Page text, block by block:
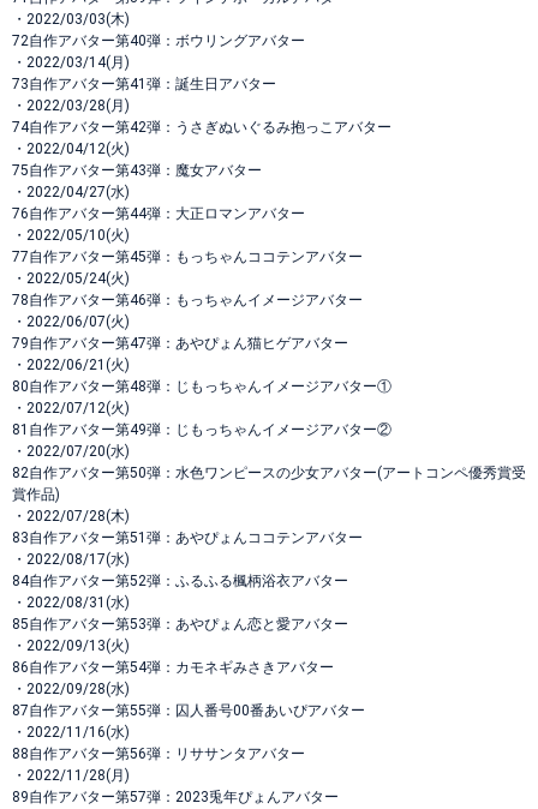
・2022/03/03(木)
72自作アバター第40弾：ボウリングアバター
・2022/03/14(月)
73自作アバター第41弾：誕生日アバター
・2022/03/28(月)
74自作アバター第42弾：うさぎぬいぐるみ抱っこアバター
・2022/04/12(火)
75自作アバター第43弾：魔女アバター
・2022/04/27(水)
76自作アバター第44弾：大正ロマンアバター
・2022/05/10(火)
77自作アバター第45弾：もっちゃんココテンアバター
・2022/05/24(火)
78自作アバター第46弾：もっちゃんイメージアバター
・2022/06/07(火)
79自作アバター第47弾：あやぴょん猫ヒゲアバター
・2022/06/21(火)
80自作アバター第48弾：じもっちゃんイメージアバター①
・2022/07/12(火)
81自作アバター第49弾：じもっちゃんイメージアバター②
・2022/07/20(水)
82自作アバター第50弾：水色ワンピースの少女アバター(アートコンペ優秀賞受
賞作品)
・2022/07/28(木)
83自作アバター第51弾：あやぴょんココテンアバター
・2022/08/17(水)
84自作アバター第52弾：ふるふる楓柄浴衣アバター
・2022/08/31(水)
85自作アバター第53弾：あやぴょん恋と愛アバター
・2022/09/13(火)
86自作アバター第54弾：カモネギみさきアバター
・2022/09/28(水)
87自作アバター第55弾：囚人番号00番あいぴアバター
・2022/11/16(水)
88自作アバター第56弾：リササンタアバター
・2022/11/28(月)
89自作アバター第57弾：2023兎年ぴょんアバター